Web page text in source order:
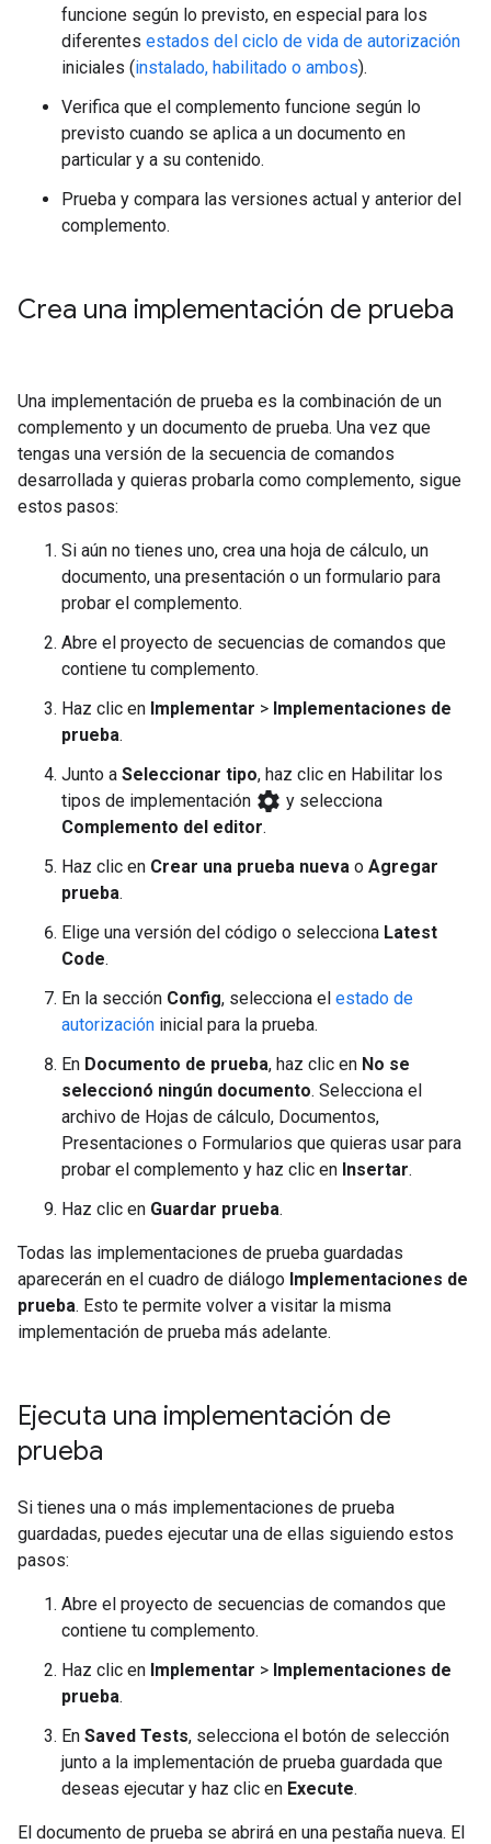
funcione según lo previsto, en especial para los
diferentes estados del ciclo de vida de autorización
iniciales (instalado, habilitado o ambos).
Verifica que el complemento funcione según lo
previsto cuando se aplica a un documento en
particular y a su contenido.
Prueba y compara las versiones actual y anterior del
complemento.
Crea una implementación de prueba
Una implementación de prueba es la combinación de un
complemento y un documento de prueba. Una vez que
tengas una versión de la secuencia de comandos
desarrollada y quieras probarla como complemento, sigue
estos pasos:
Si aún no tienes uno, crea una hoja de cálculo, un
documento, una presentación o un formulario para
probar el complemento.
Abre el proyecto de secuencias de comandos que
contiene tu complemento.
Haz clic en Implementar > Implementaciones de
prueba.
Junto a Seleccionar tipo, haz clic en Habilitar los
tipos de implementación settings y selecciona
Complemento del editor.
Haz clic en Crear una prueba nueva o Agregar
prueba.
Elige una versión del código o selecciona Latest
Code.
En la sección Config, selecciona el estado de
autorización inicial para la prueba.
En Documento de prueba, haz clic en No se
seleccionó ningún documento. Selecciona el
archivo de Hojas de cálculo, Documentos,
Presentaciones o Formularios que quieras usar para
probar el complemento y haz clic en Insertar.
Haz clic en Guardar prueba.
Todas las implementaciones de prueba guardadas
aparecerán en el cuadro de diálogo Implementaciones de
prueba. Esto te permite volver a visitar la misma
implementación de prueba más adelante.
Ejecuta una implementación de
prueba
Si tienes una o más implementaciones de prueba
guardadas, puedes ejecutar una de ellas siguiendo estos
pasos:
Abre el proyecto de secuencias de comandos que
contiene tu complemento.
Haz clic en Implementar > Implementaciones de
prueba.
En Saved Tests, selecciona el botón de selección
junto a la implementación de prueba guardada que
deseas ejecutar y haz clic en Execute.
El documento de prueba se abrirá en una pestaña nueva. El